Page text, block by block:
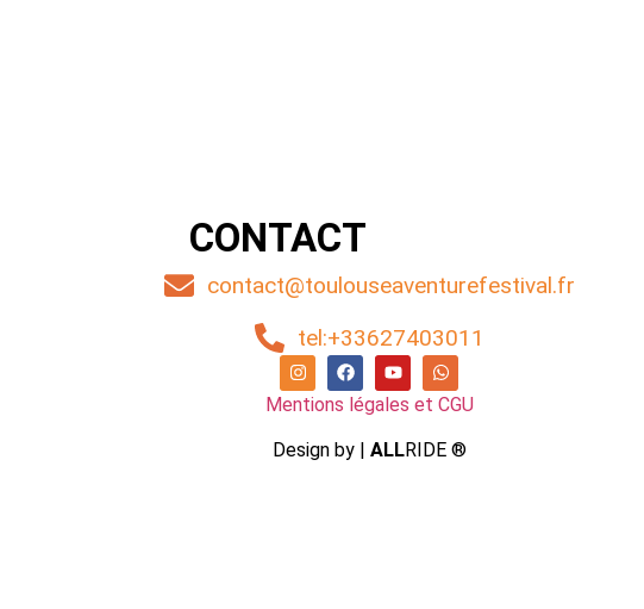
CONTACT
contact@toulouseaventurefestival.fr
tel:+33627403011
Mentions légales et CGU
Design by | ALLRIDE ®